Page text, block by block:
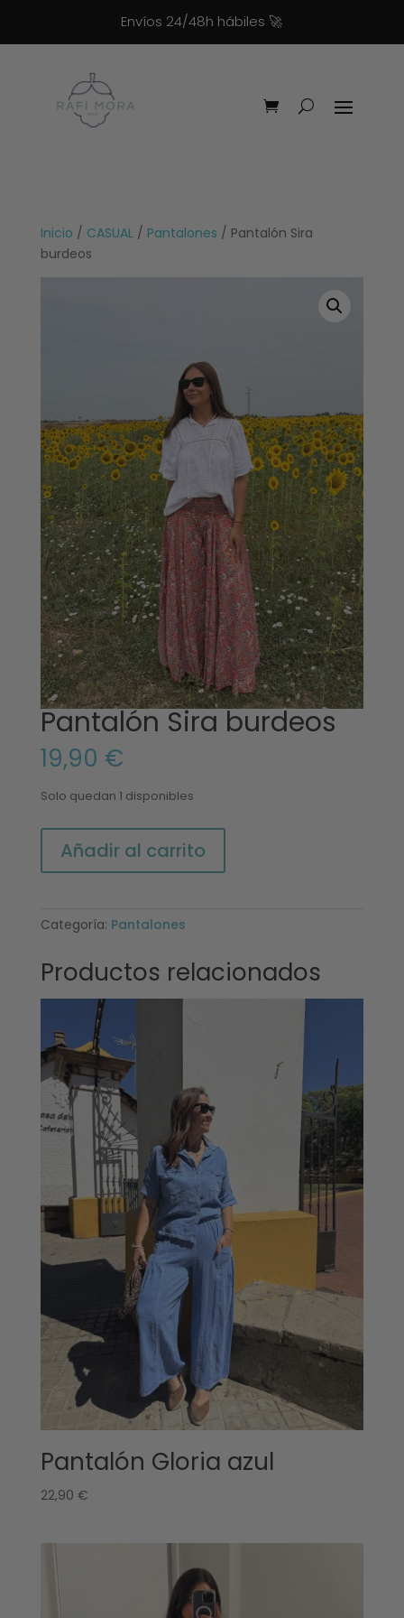
Envíos 24/48h hábiles 🚀
Inicio / CASUAL/ Pantalones / Pantalón Sira
burdeos
Pantalón Sira burdeos
19,90 €
Solo quedan 1 disponibles
Sira
burdeos
Añadir al carrito
Categoría: Pantalones
Productos relacionados
Pantalón Gloria azul
22,90 €